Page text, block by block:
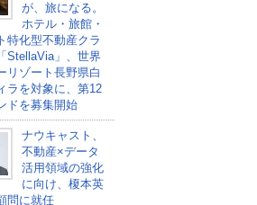
が、旅になる。
ホテル・旅館・
特化型不動産クラ
StellaVia」、世界
リゾート長野県白
ラを対象に、第12
ドを募集開始
ナウキャスト、
不動産×データ
活用領域の強化
に向け、榎本英
問に就任